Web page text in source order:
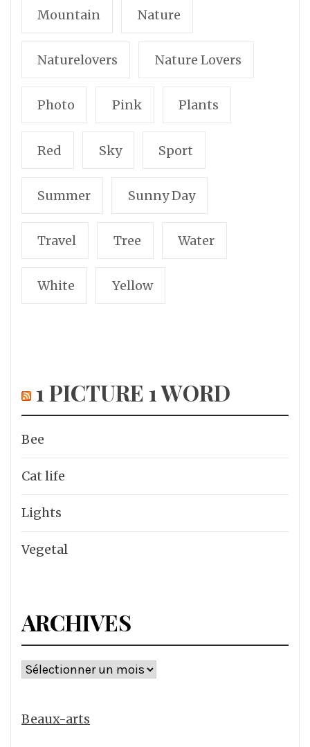
Mountain Nature
Naturelovers Nature Lovers
Photo Pink Plants
Red Sky Sport
Summer Sunny Day
Travel Tree Water
White Yellow
1 PICTURE 1 WORD
Bee
Cat life
Lights
Vegetal
ARCHIVES
Archives
Beaux-arts